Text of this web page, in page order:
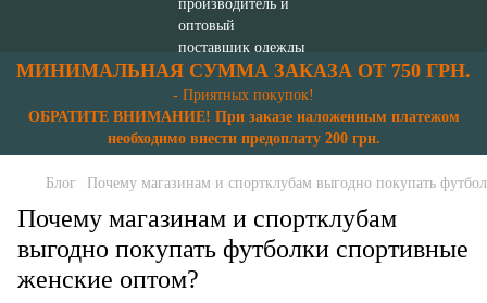
МИНИМАЛЬНАЯ СУММА ЗАКАЗА ОТ 750 ГРН.
- Приятных покупок!
ОБРАТИТЕ ВНИМАНИЕ! При заказе наложенным платежом
необходимо внести предоплату 200 грн.
Блог Почему магазинам и спортклубам выгодно покупать
Почему магазинам и спортклубам
выгодно покупать футболки спортивные
женские оптом?